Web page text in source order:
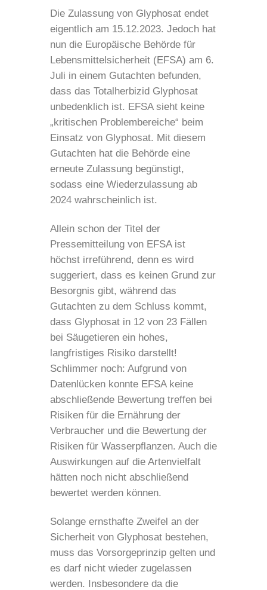
Die Zulassung von Glyphosat endet
eigentlich am 15.12.2023. Jedoch hat
nun die Europäische Behörde für
Lebensmittelsicherheit (EFSA) am 6.
Juli in einem Gutachten befunden,
dass das Totalherbizid Glyphosat
unbedenklich ist. EFSA sieht keine
„kritischen Problembereiche“ beim
Einsatz von Glyphosat. Mit diesem
Gutachten hat die Behörde eine
erneute Zulassung begünstigt,
sodass eine Wiederzulassung ab
2024 wahrscheinlich ist.
Allein schon der Titel der
Pressemitteilung von EFSA ist
höchst irreführend, denn es wird
suggeriert, dass es keinen Grund zur
Besorgnis gibt, während das
Gutachten zu dem Schluss kommt,
dass Glyphosat in 12 von 23 Fällen
bei Säugetieren ein hohes,
langfristiges Risiko darstellt!
Schlimmer noch: Aufgrund von
Datenlücken konnte EFSA keine
abschließende Bewertung treffen bei
Risiken für die Ernährung der
Verbraucher und die Bewertung der
Risiken für Wasserpflanzen. Auch die
Auswirkungen auf die Artenvielfalt
hätten noch nicht abschließend
bewertet werden können.
Solange ernsthafte Zweifel an der
Sicherheit von Glyphosat bestehen,
muss das Vorsorgeprinzip gelten und
es darf nicht wieder zugelassen
werden. Insbesondere da die